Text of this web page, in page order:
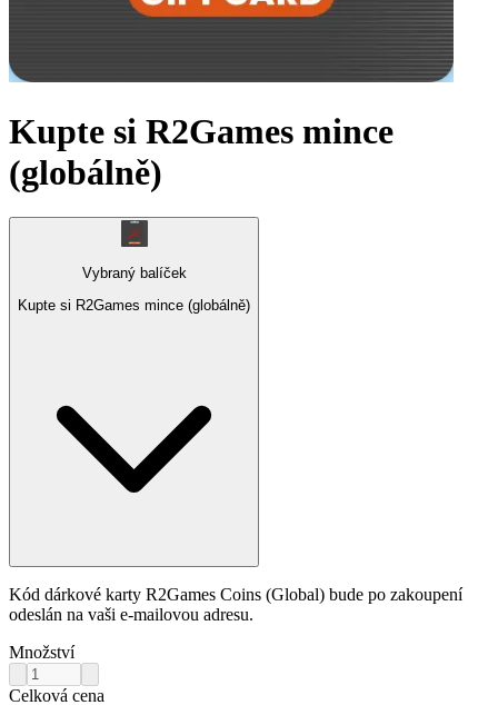
Kupte si R2Games mince
(globálně)
Vybraný balíček
Kupte si R2Games mince (globálně)
Kód dárkové karty R2Games Coins (Global) bude po zakoupení
odeslán na vaši e-mailovou adresu.
Množství
Celková cena